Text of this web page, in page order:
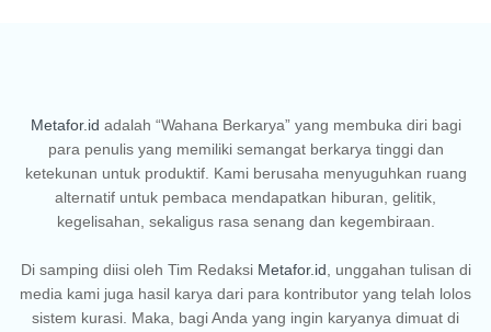
Metafor.id adalah “Wahana Berkarya” yang membuka diri bagi
para penulis yang memiliki semangat berkarya tinggi dan
ketekunan untuk produktif. Kami berusaha menyuguhkan ruang
alternatif untuk pembaca mendapatkan hiburan, gelitik,
kegelisahan, sekaligus rasa senang dan kegembiraan.
Di samping diisi oleh Tim Redaksi Metafor.id, unggahan tulisan di
media kami juga hasil karya dari para kontributor yang telah lolos
sistem kurasi. Maka, bagi Anda yang ingin karyanya dimuat di